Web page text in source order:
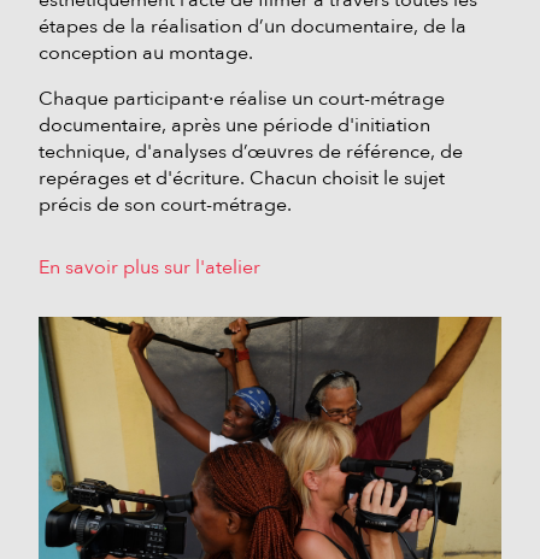
étapes de la réalisation d’un documentaire, de la
conception au montage.
Chaque participant·e réalise un court-métrage
documentaire, après une période d'initiation
technique, d'analyses d’œuvres de référence, de
repérages et d'écriture. Chacun choisit le sujet
précis de son court-métrage.
En savoir plus sur l'atelier